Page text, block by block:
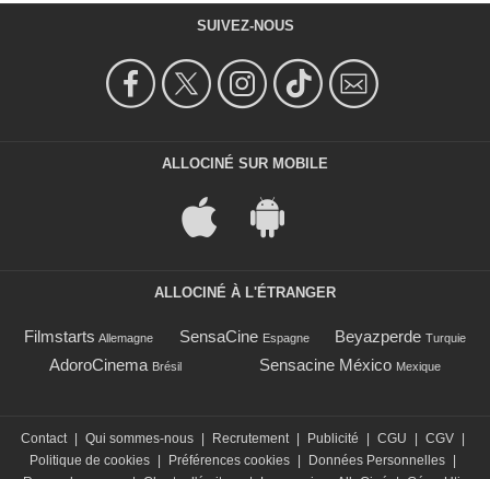
SUIVEZ-NOUS
ALLOCINÉ SUR MOBILE
ALLOCINÉ À L'ÉTRANGER
Filmstarts Allemagne SensaCine Espagne Beyazperde Turquie
AdoroCinema Brésil Sensacine México Mexique
Contact | Qui sommes-nous | Recrutement | Publicité | CGU | CGV |
Politique de cookies | Préférences cookies | Données Personnelles |